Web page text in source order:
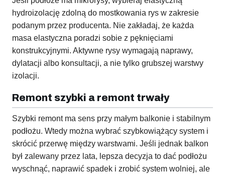
hydroizolację zdolną do mostkowania rys w zakresie
podanym przez producenta. Nie zakładaj, że każda
masa elastyczna poradzi sobie z pęknięciami
konstrukcyjnymi. Aktywne rysy wymagają naprawy,
dylatacji albo konsultacji, a nie tylko grubszej warstwy
izolacji.
Remont szybki a remont trwały
Szybki remont ma sens przy małym balkonie i stabilnym
podłożu. Wtedy można wybrać szybkowiążący system i
skrócić przerwę między warstwami. Jeśli jednak balkon
był zalewany przez lata, lepsza decyzja to dać podłożu
wyschnąć, naprawić spadek i zrobić system wolniej, ale